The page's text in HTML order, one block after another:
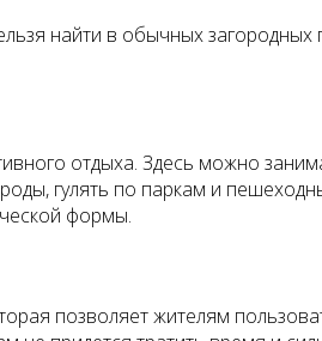
найти в обычных
отдыха. Здесь можно
гулять по паркам и
формы.
позволяет жителям